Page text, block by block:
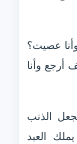
عصيت؟
وأنا
الذنب
العبد